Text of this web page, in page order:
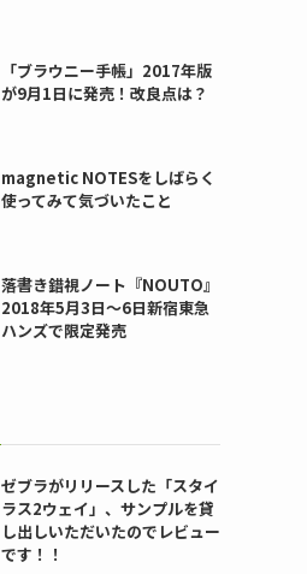
「ブラウニー手帳」2017年版
が9月1日に発売！改良点は？
magnetic NOTESをしばらく
使ってみて気づいたこと
落書き錯視ノート『NOUTO』
2018年5月3日〜6日新宿東急
ハンズで限定発売
ゼブラがリリースした「スタイ
ラス2ウェイ」、サンプルを貸
し出しいただいたのでレビュー
です！！